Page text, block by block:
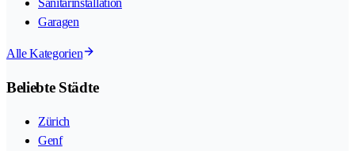
Sanitärinstallation
Garagen
Alle Kategorien
Beliebte Städte
Zürich
Genf